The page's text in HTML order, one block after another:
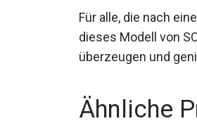
Für alle, die nach
dieses Modell von
überzeugen und
Ähnliche